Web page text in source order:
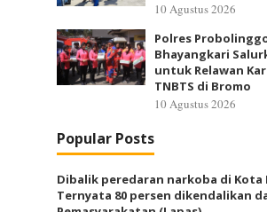
10 Agustus 2026
Polres
Bhayangkari
untuk Relawan
TNBTS di Bromo
10 Agustus 2026
Popular Posts
Dibalik peredaran narkoba di Kota
Ternyata 80 persen dikendalikan